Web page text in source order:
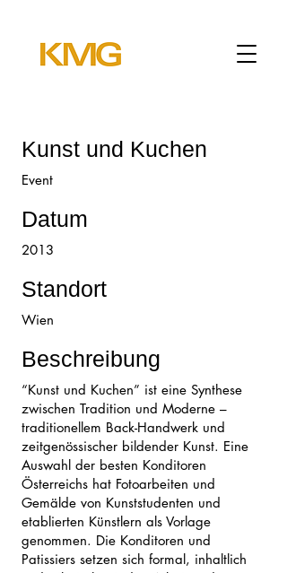
Kunst und Kuchen
Event
Datum
2013
Standort
Wien
Beschreibung
“Kunst und Kuchen” ist eine Synthese
zwischen Tradition und Moderne –
traditionellem Back-Handwerk und
zeitgenössischer bildender Kunst. Eine
Auswahl der besten Konditoren
Österreichs hat Fotoarbeiten und
Gemälde von Kunststudenten und
etablierten Künstlern als Vorlage
genommen. Die Konditoren und
Patissiers setzen sich formal, inhaltlich